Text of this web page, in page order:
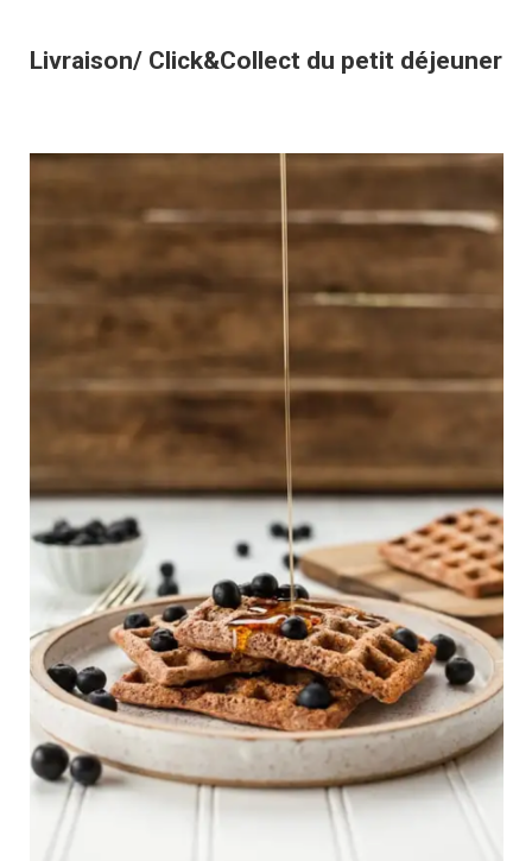
Livraison/ Click&Collect du petit déjeuner